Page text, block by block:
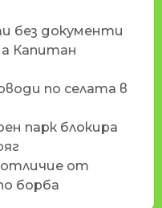
без документи
Капитан
по селата в
парк блокира
отличие от
борба